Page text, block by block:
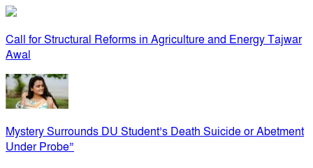
Call for Structural Reforms in Agriculture and Energy Tajwar
Awal
Mystery Surrounds DU Student’s Death Suicide or Abetment
Under Probe”